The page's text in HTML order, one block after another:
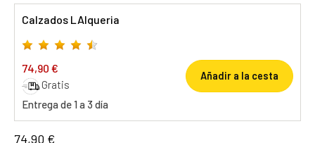
Calzados LAlqueria
74,90 €
Gratis
Entrega de 1 a 3 día
Añadir a la cesta
74,90 €